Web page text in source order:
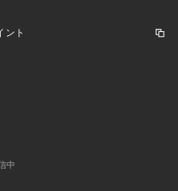
ント
中